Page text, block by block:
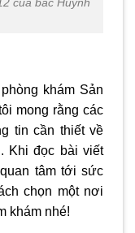
phòng khám Sản
mong rằng các
tin cần thiết về
Khi đọc bài viết
tâm tới sức
chọn một nơi
khám nhé!